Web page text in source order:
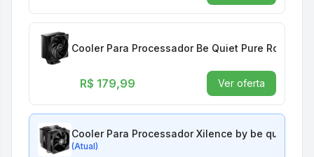
Cooler Para Processador Be Quiet Pure Rock 3,
R$ 179,99 Ver oferta
Cooler Para Processador Xilence by be quiet!
(Atual)